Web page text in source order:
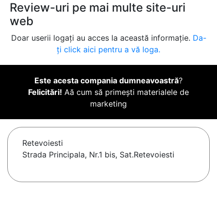
Review-uri pe mai multe site-uri
web
Doar userii logați au acces la această informație. Da-
ți click aici pentru a vă loga.
Este acesta compania dumneavoastră?
Felicitări! Aă cum să primești materialele de
marketing
Retevoiesti
Strada Principala, Nr.1 bis, Sat.Retevoiesti